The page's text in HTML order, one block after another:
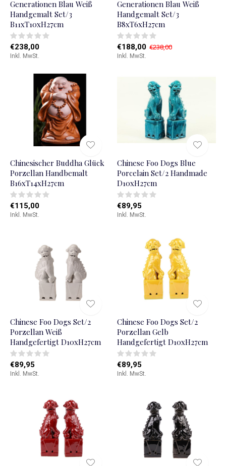
Generationen Blau Weiß
Handgemalt Set/3
B11xT10xH27cm
€238,00
Inkl. MwSt.
Generationen Blau Weiß
Handgemalt Set/3
B8xT6xH27cm
€188,00 €238,00
Inkl. MwSt.
Chinesischer Buddha Glück
Porzellan Handbemalt
B16xT14xH27cm
€115,00
Inkl. MwSt.
Chinese Foo Dogs Blue
Porcelain Set/2 Handmade
D10xH27cm
€89,95
Inkl. MwSt.
Chinese Foo Dogs Set/2
Porzellan Weiß
Handgefertigt D10xH27cm
€89,95
Inkl. MwSt.
Chinese Foo Dogs Set/2
Porzellan Gelb
Handgefertigt D10xH27cm
€89,95
Inkl. MwSt.